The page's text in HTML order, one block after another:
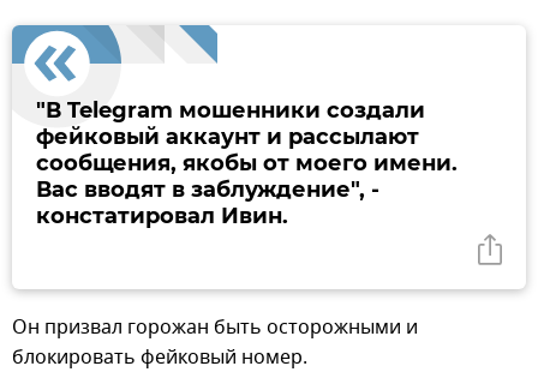
"В Telegram мошенники создали
фейковый аккаунт и рассылают
сообщения, якобы от моего имени.
Вас вводят в заблуждение", -
констатировал Ивин.
Он призвал горожан быть осторожными и
блокировать фейковый номер.